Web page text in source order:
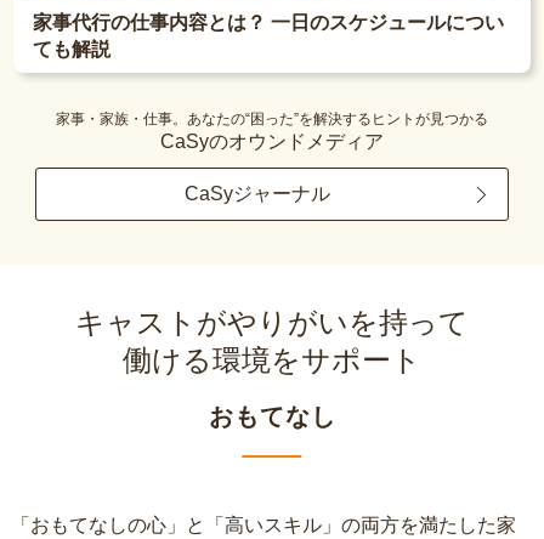
家事代行の仕事内容とは？ 一日のスケジュールについ
ても解説
家事・家族・仕事。あなたの“困った”を解決するヒントが見つかる
CaSyのオウンドメディア
CaSyジャーナル
キャストがやりがいを持って
働ける環境をサポート
おもてなし
「おもてなしの心」と「高いスキル」の両方を満たした家